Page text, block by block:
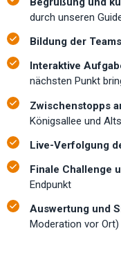
durch unseren
Bildung der
Interaktive
nächsten Punkt
Zwischenstopps
Königsallee und
Live-Verfolgung
Finale Challenge
Endpunkt
Auswertung und
Moderation vor Ort)